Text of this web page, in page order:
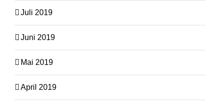
Juli 2019
Juni 2019
Mai 2019
April 2019